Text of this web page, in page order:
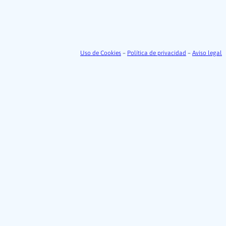
Uso de Cookies – Política de privacidad – Aviso legal